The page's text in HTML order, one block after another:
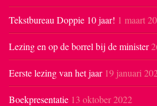
Tekstbureau Doppie 10 jaar! 1 maart
Lezing en op de borrel bij de minister
Eerste lezing van het jaar 19 januari
Boekpresentatie 13 oktober 2022